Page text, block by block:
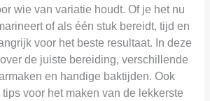
wie van variatie houdt. Of je het nu
of als één stuk bereidt, tijd en
voor het beste resultaat. In deze
de juiste bereiding, verschillende
en handige baktijden. Ook
voor het maken van de lekkerste